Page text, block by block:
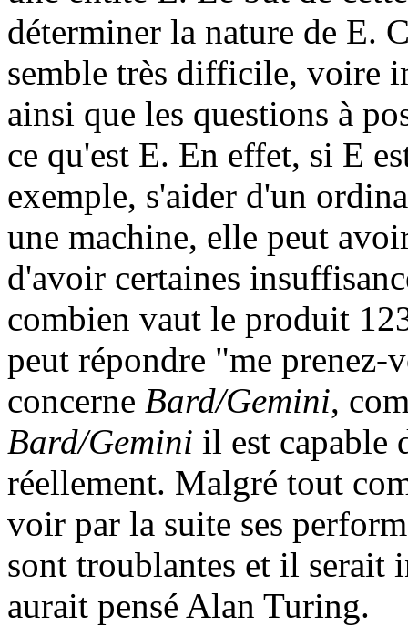
déterminer la nature de E.
semble très difficile, voire
ainsi que les questions à
ce qu'est E. En effet, si E
exemple, s'aider d'un
une machine, elle peut
d'avoir certaines
combien vaut le produit
peut répondre "me
concerne Bard/Gemini,
Bard/Gemini il est capable
réellement. Malgré tout
voir par la suite ses
sont troublantes et il serait
aurait pensé Alan Turing.